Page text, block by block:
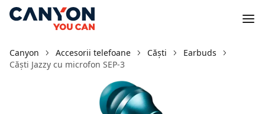
Canyon Accesorii telefoane Căști
Earbuds
Căști Jazzy cu microfon SEP-3